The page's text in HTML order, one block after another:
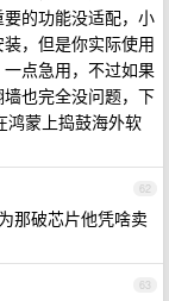
的功能没适配，小
，但是你实际使用
点急用，不过如果
也完全没问题，下
鸿蒙上捣鼓海外软
62
那破芯片他凭啥卖
63